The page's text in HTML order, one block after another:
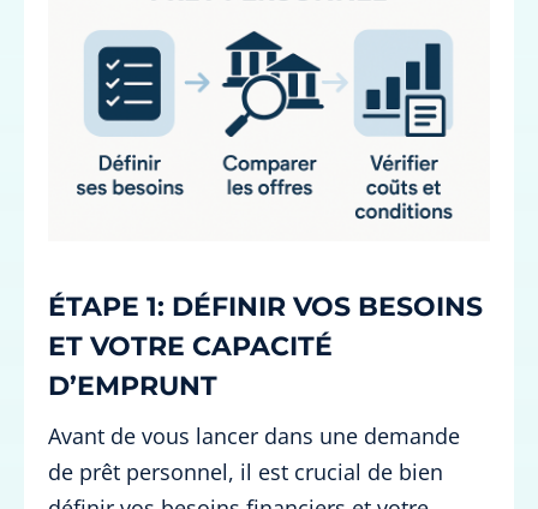
ÉTAPE 1: DÉFINIR VOS BESOINS
ET VOTRE CAPACITÉ
D’EMPRUNT
Avant de vous lancer dans une demande
de prêt personnel, il est crucial de bien